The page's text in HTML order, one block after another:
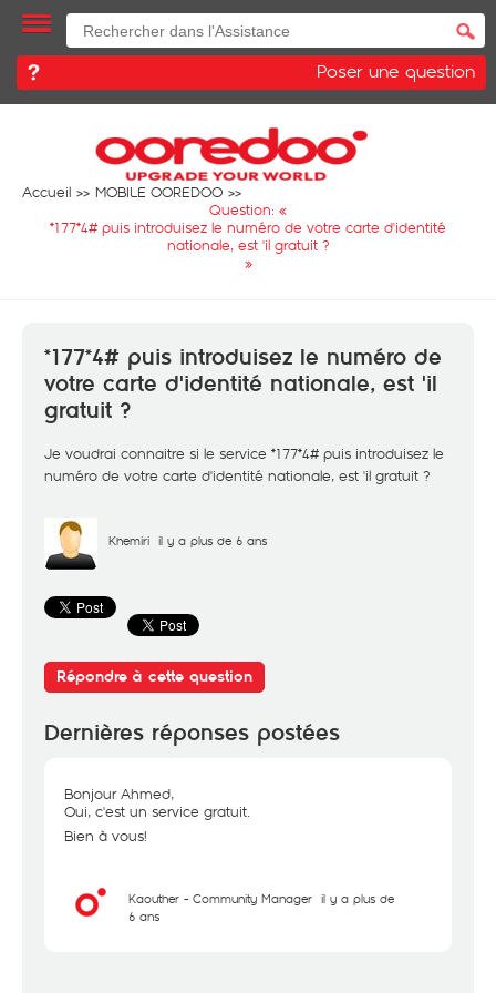
Poser une question
Accueil
MOBILE OOREDOO
Question: «
*177*4# puis introduisez le numéro de votre carte d'identité
nationale, est 'il gratuit ?
»
*177*4# puis introduisez le numéro de
votre carte d'identité nationale, est 'il
gratuit ?
Je voudrai connaitre si le service *177*4# puis introduisez le
numéro de votre carte d'identité nationale, est 'il gratuit ?
Khemiri il y a plus de 6 ans
Répondre à cette question
Dernières réponses postées
Bonjour Ahmed,
Oui, c'est un service gratuit.
Bien à vous!
Kaouther - Community Manager il y a plus de
6 ans